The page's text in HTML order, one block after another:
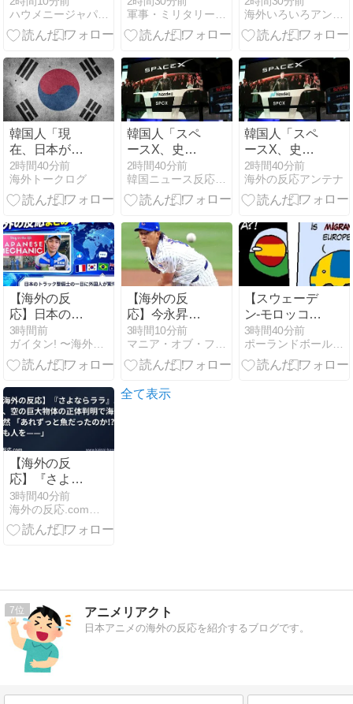
の金正恩と比
較され完敗し
ハウメニージャパン！
攻撃…英政府
機関の性能評
軍事・ミリタリー速報
ら認めない？
３０年続くモ
異変 元参政党
の市議とムス
リムは口をそ
ろえた「直接
話そう」、Ｓ
ＮＳと地元に
温度差 [8/6]
海外いろいろアンテナ
韓国人「現
在、日本が密
かに韓国から
パクっている
ものがこち
れは言い訳で
きないｗｗ」
＝韓国の反応
2時間40分前
海外トークログ
韓国人「スペ
ースX、史上
最も華やかな
株式市場デビ
ュー！FOMO
で揺れる投資
法」と話題に
2時間40分前
韓国ニュース反応まとめ
韓国人「スペ
ースX、史上
最も華やかな
株式市場デビ
ュー！FOMO
で揺れる投資
法」と話題に
2時間40分前
海外の反応アンテナ
【海外の反
応】日本のト
ラック整備士
の一日に外国
人が驚愕「ア
次元」「世界
中がこうな
ら」
3時間前
ガイタン! 〜海外の反応探訪〜
【海外の反
応】今永昇
太、好調の秘
訣はスマホ画
面だとイマナ
「NPBでは面
3時間10分前
マニア・オブ・フットボール 〜名将からの提言〜
【スウェーデ
ン-モロッコ】
心配する理由
はこれだ
け…？【ポー
3時間40分前
ポーランドボール 翻訳
【海外の反
応】『さよな
らララ』5
話、空の巨大
物体の正体判
か!? しかも人
を——」
3時間40分前
全て表示
7 アニメリアクト
日本アニメの海外の反応を紹介するブログです。